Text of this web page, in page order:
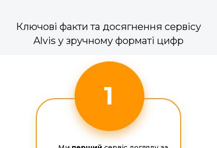
Ключові факти та досягнення сервісу
Alvis у зручному форматі цифр
1